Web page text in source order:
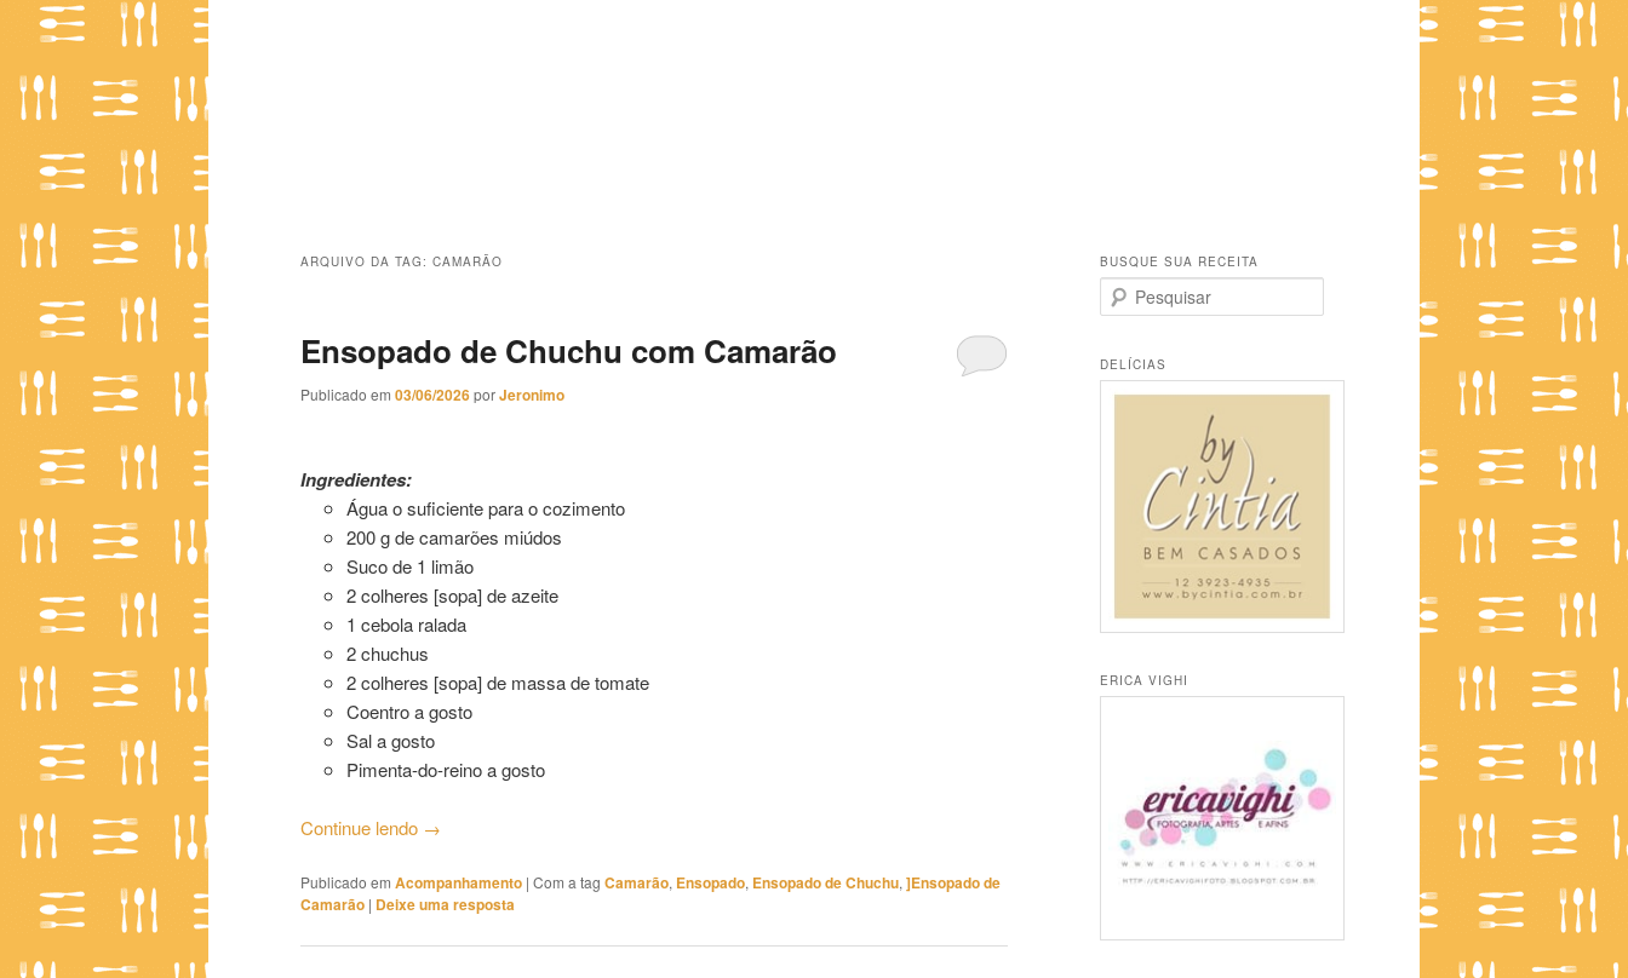
ARQUIVO DA TAG: CAMARÃO
Ensopado de Chuchu com Camarão
Publicado em 03/06/2026porJeronimo
Ingredientes:
Água o suficiente para o cozimento
200 g de camarões miúdos
Suco de 1 limão
2 colheres [sopa] de azeite
1 cebola ralada
2 chuchus
2 colheres [sopa] de massa de tomate
Coentro a gosto
Sal a gosto
Pimenta-do-reino a gosto
Continue lendo →
Publicado em Acompanhamento | Com a tag Camarão, Ensopado, Ensopado de Chuchu, ]Ensopado de
Camarão | Deixe uma resposta
BUSQUE SUA RECEITA
e
q
u
DELÍCIAS
ERICA VIGHI